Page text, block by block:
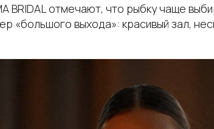
BRIDAL отмечают, что рыбку чаще
«большого выхода»: красивый зал,